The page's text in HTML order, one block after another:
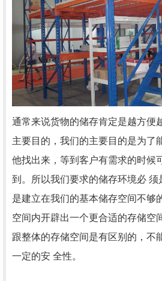
通常来说货物的储存肯定是越方便
主要目的，我们的主要目的是为了
他找出来，等到客户有需求的时候
到。所以我们要求的储存环境必 须
是建立在我们的基本储存空间不够
空间内开辟出一个更合适的存储空
跟整体的存储空间是有区别的，不
一定的安 全性。